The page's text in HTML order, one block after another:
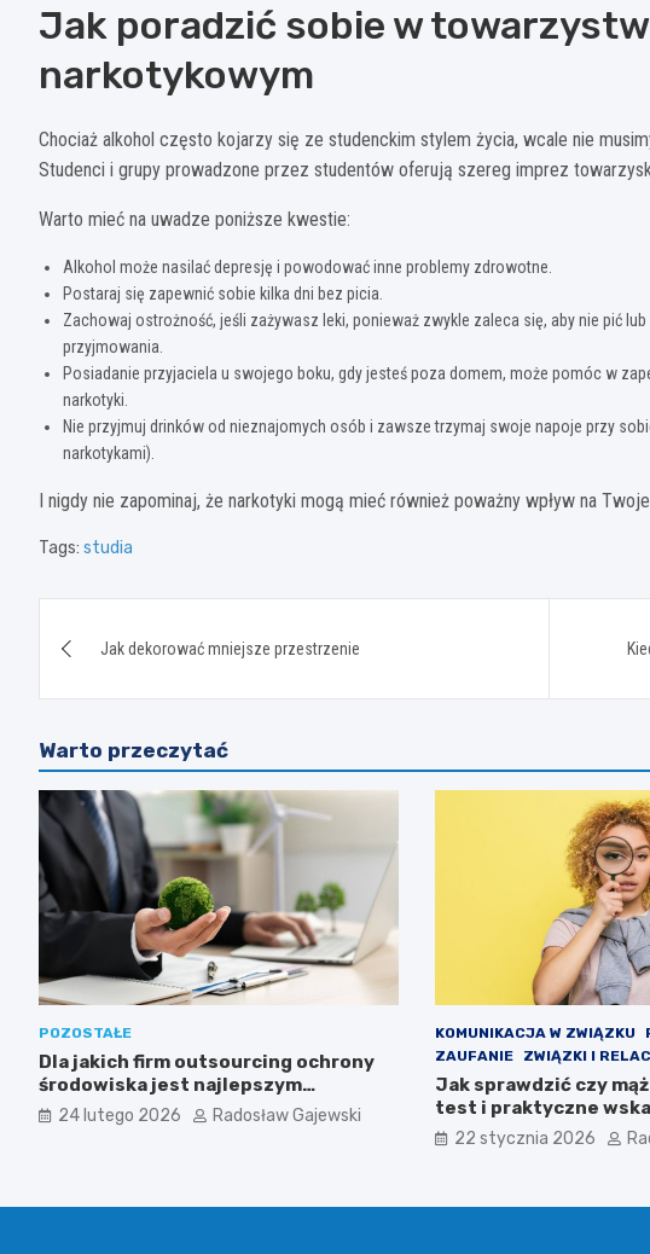
Jak poradzić sobie w
narkotykowym
Chociaż alkohol często kojarzy się ze studenckim stylem życia, wcale nie
Studenci i grupy prowadzone przez studentów oferują szereg imprez
Warto mieć na uwadze poniższe kwestie:
Alkohol może nasilać depresję i powodować inne problemy zdrowotne.
Postaraj się zapewnić sobie kilka dni bez picia.
Zachowaj ostrożność, jeśli zażywasz leki, ponieważ zwykle zaleca się, aby nie pić
przyjmowania.
Posiadanie przyjaciela u swojego boku, gdy jesteś poza domem, może pomóc w
narkotyki.
Nie przyjmuj drinków od nieznajomych osób i zawsze trzymaj swoje napoje przy
narkotykami).
I nigdy nie zapominaj, że narkotyki mogą mieć również poważny wpływ na
Tags: studia
wpisu
Jak dekorować mniejsze przestrzenie
Warto przeczytać
POZOSTAŁE
Dla jakich firm outsourcing ochrony
środowiska jest najlepszym
rozwiązaniem
24 lutego 2026 Radosław Gajewski
KOMUNIKACJA W ZWIĄZKU
ZAUFANIE
ZWIĄZKI I
Jak sprawdzić czy
test i praktyczne
22 stycznia 2026